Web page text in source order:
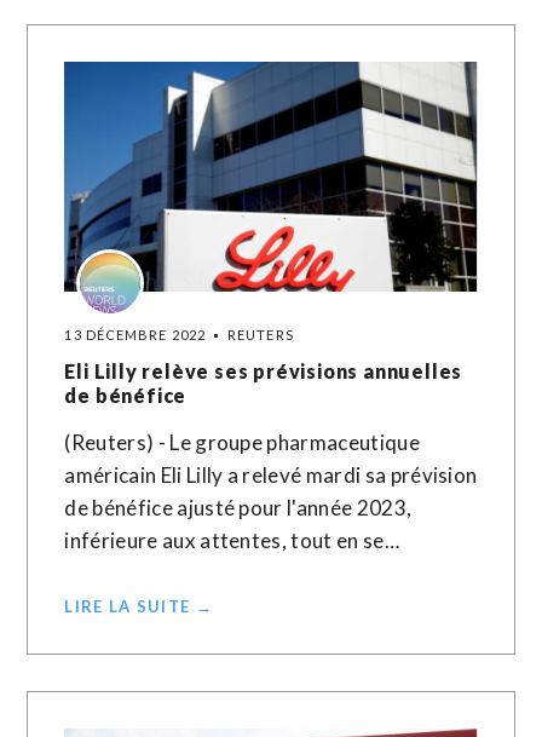
13 DÉCEMBRE 2022 REUTERS
Eli Lilly relève ses prévisions annuelles
de bénéfice
(Reuters) - Le groupe pharmaceutique
américain Eli Lilly a relevé mardi sa prévision
de bénéfice ajusté pour l'année 2023,
inférieure aux attentes, tout en se…
LIRE LA SUITE →